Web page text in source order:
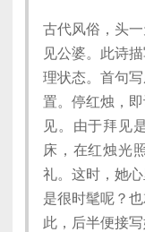
古代风俗，头
见公婆。此诗
理状态。首句
置。停红烛，
见。由于拜见
床，在红烛光
礼。这时，她
是很时髦呢？
此，后半便接